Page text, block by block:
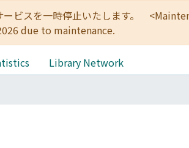
ービスを一時停止いたします。
due to maintenance.
Library Network